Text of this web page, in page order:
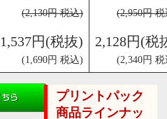
(2,130円 税込)
1,537円(税抜)
(1,690円 税込)
(2,950円
2,128円(税
(2,340円
プリントパック
商品ラインナッ